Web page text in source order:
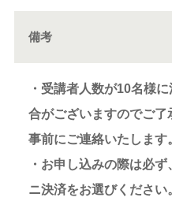
備考
・受講者人数が10名様
合がございますのでご
事前にご連絡いたします
・お申し込みの際は必
ニ決済をお選びください